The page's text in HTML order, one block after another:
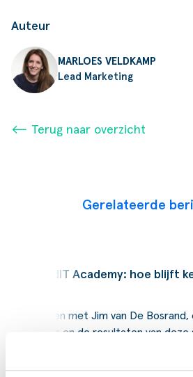
Auteur
MARLOES VELDKAMP
Lead Marketing
⟵ Terug naar overzicht
Gerelateerde
SucceedIT Academy: hoe blijft
Wij spraken met Jim van De Bosrand,
de keuzes en de resultaten van